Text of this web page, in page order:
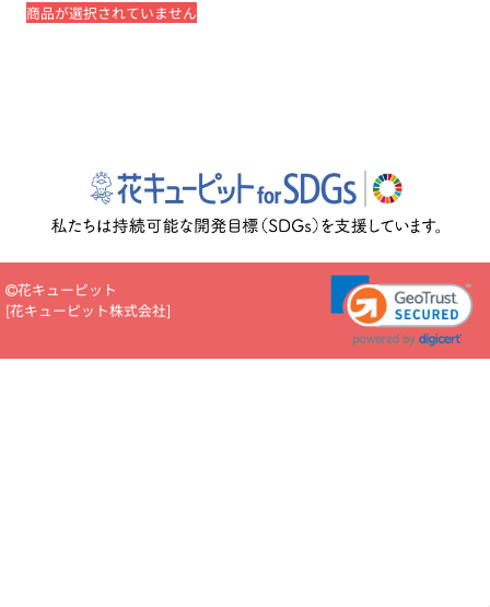
商品が選択されていません
花キューピット
[花キューピット株式会社]